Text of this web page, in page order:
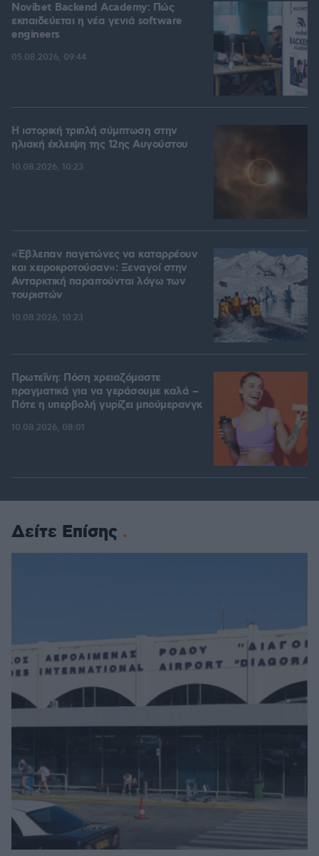
Novibet Backend Academy: Πώς
εκπαιδεύεται η νέα γενιά software
engineers
05.08.2026, 09:44
Η ιστορική τριπλή σύμπτωση στην
ηλιακή έκλειψη της 12ης Αυγούστου
10.08.2026, 10:23
«Έβλεπαν παγετώνες να καταρρέουν
και χειροκροτούσαν»: Ξεναγοί στην
Ανταρκτική παραιτούνται λόγω των
τουριστών
10.08.2026, 10:23
Πρωτεΐνη: Πόση χρειαζόμαστε
πραγματικά για να γεράσουμε καλά –
Πότε η υπερβολή γυρίζει μπούμερανγκ
10.08.2026, 08:01
Δείτε Επίσης